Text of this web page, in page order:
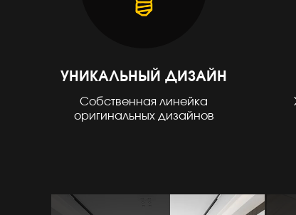
УНИКАЛЬНЫЙ ДИЗАЙН
Собственная линейка
оригинальных дизайнов